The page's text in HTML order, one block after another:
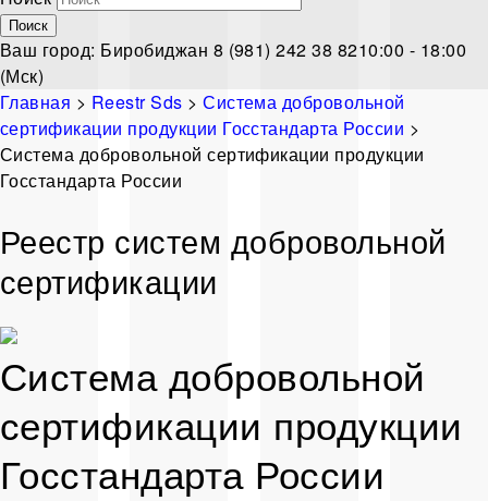
Ваш город: Биробиджан 8 (981) 242 38 8210:00 - 18:00
(Мск)
Главная > Reestr Sds > Система добровольной
сертификации продукции Госстандарта России >
Система добровольной сертификации продукции
Госстандарта России
Реестр систем добровольной
сертификации
Система добровольной
сертификации продукции
Госстандарта России